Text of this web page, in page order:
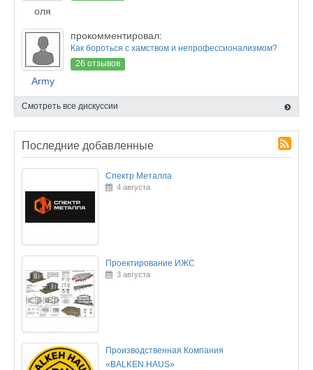
оля
Army
прокомментировал:
Как бороться с хамством и непрофессионализмом?
26 отзывов
Смотреть все дискуссии
Последние добавленные
Спектр Металла
4 августа
Проектирование ИЖС
3 августа
Производственная Компания
«BALKEN.HAUS»